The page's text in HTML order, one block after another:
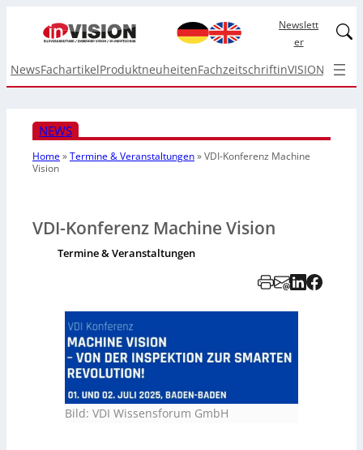
Newslett
er
NewsFachartikelProduktneuheitenFachzeitschriftinVISION Top
NEWS
Home»Termine & Veranstaltungen»VDI-Konferenz Machine
Vision
VDI-Konferenz Machine Vision
Termine & Veranstaltungen
Bild: VDI Wissensforum GmbH